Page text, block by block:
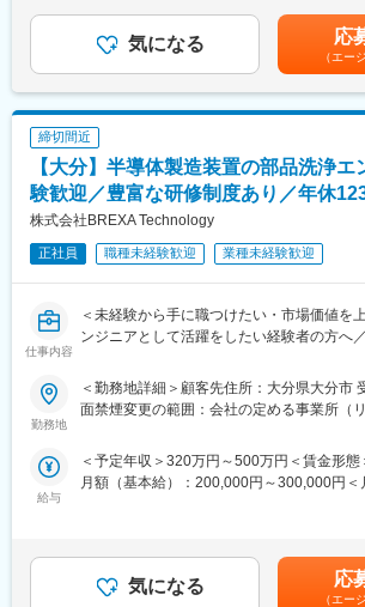
エンジニアが主体となって作った評価制度
評価基準が明確、上長だけではなく同僚や
価されるので、透明性の高い運用を実現し
結果を評価
・スキル評価…持っているスキル、知識を評
・年末プレゼン…1年の活動や来期の目標を
・360度評価…共に働いた仲間からフィー
変更の範囲：会社の定める業務
となります＝ずっと自社内勤務です。今ま
発を進めていましたが顧客からの信頼を勝
メーカーの業務アプリすべてを受託開発に
広くマスメディア系企業のCRM管理、不動
ム、また海洋生物研究施設向けの状況管理
存しない開発を手掛けています。
■様々な案件を取り扱えるワケ（ニアショア
ショアで全国各地の案件を請負ってまいり
ています。開発場所に依存せず、スピード
きることから、多くの業界から頼られ、常
■当社の魅力
20時間／月としておりプライベートな時間
ができます。
ていることから、開発センター設立など新
日々成長しております。
度実績1.5ヶ月分■昇給 年1回（10月）※人
くまでも目安の金額であり、選考を通じて
ます。月給(月額)は固定手当を含めた表記で
気になる 応
（エー
締切間近
【大分】半導体製造装置の部品洗浄
験歓迎／豊富な研修制度あり／年休
株式会社BREXA Technology
正社員 職種未経験歓迎 業種未経験歓迎
仕事内容
＜未経験から手に職つけたい・市場価値を
ンジニアとして活躍をしたい経験者の方へ
■エンジニア未経験の皆様へ：
来る環境となっています。
指せます。
勤務地
＜勤務地詳細＞顧客先住所：大分県大分市
面禁煙変更の範囲：会社の定める事業所（
給与
＜予定年収＞320万円～500万円＜賃金形態
月額（基本給）：200,000円～300,000円＜
金はあくまでも目安の金額であり、選考を
があります。月給(月額)は固定手当を含めた
気になる 応
（エー